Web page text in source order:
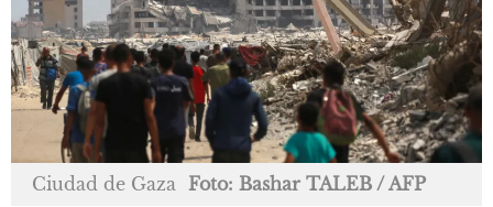
Ciudad de Gaza Foto: Bashar TALEB / AFP